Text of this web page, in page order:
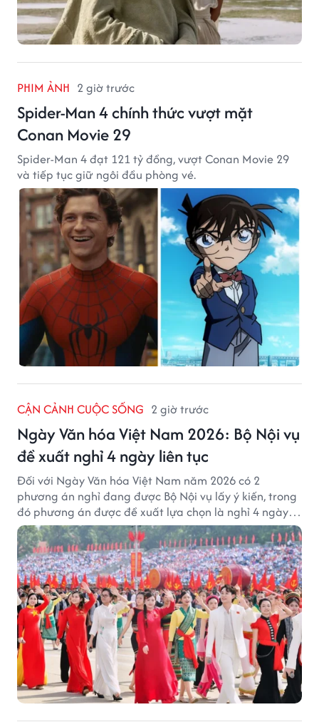
PHIM ẢNH 2 giờ trước
Spider-Man 4 chính thức vượt mặt
Conan Movie 29
Spider-Man 4 đạt 121 tỷ đồng, vượt Conan Movie 29
và tiếp tục giữ ngôi đầu phòng vé.
CẬN CẢNH CUỘC SỐNG 2 giờ trước
Ngày Văn hóa Việt Nam 2026: Bộ Nội vụ
đề xuất nghỉ 4 ngày liên tục
Đối với Ngày Văn hóa Việt Nam năm 2026 có 2
phương án nghỉ đang được Bộ Nội vụ lấy ý kiến, trong
đó phương án được đề xuất lựa chọn là nghỉ 4 ngày
liên tục từ 21/11 đến 24/11, đồng thời hoán đổi 1 ngày
làm việc sang thứ Bảy (28/11).